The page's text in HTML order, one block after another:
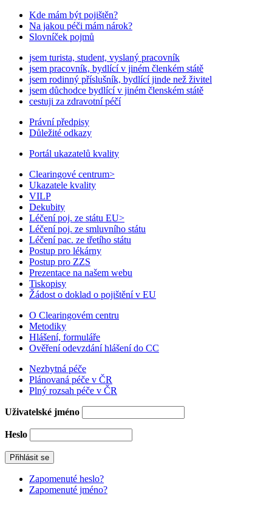
Kde mám být pojištěn?
Na jakou péči mám nárok?
Slovníček pojmů
jsem turista, student, vyslaný pracovník
jsem pracovník, bydlící v jiném členkém státě
jsem rodinný příslušník, bydlící jinde než živitel
jsem důchodce bydlící v jiném členském státě
cestuji za zdravotní péčí
Právní předpisy
Důležité odkazy
Portál ukazatelů kvality
Clearingové centrum>
Ukazatele kvality
VILP
Dekubity
Léčení poj. ze státu EU>
Léčení poj. ze smluvního státu
Léčení pac. ze třetího státu
Postup pro lékárny
Postup pro ZZS
Prezentace na našem webu
Tiskopisy
Žádost o doklad o pojištění v EU
O Clearingovém centru
Metodiky
Hlášení, formuláře
Ověření odevzdání hlášení do CC
Nezbytná péče
Plánovaná péče v ČR
Plný rozsah péče v ČR
Uživatelské jméno
Heslo
Zapomenuté heslo?
Zapomenuté jméno?